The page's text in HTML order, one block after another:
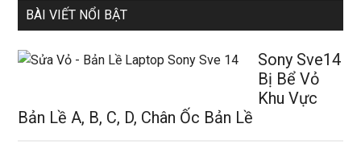
BÀI VIẾT NỔI BẬT
Sony Sve14
Bị Bể Vỏ
Khu Vực
Bản Lề A, B, C, D, Chân Ốc Bản Lề